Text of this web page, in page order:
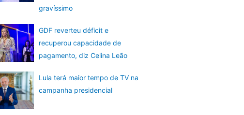
gravíssimo
GDF reverteu déficit e
recuperou capacidade de
pagamento, diz Celina Leão
Lula terá maior tempo de TV na
campanha presidencial